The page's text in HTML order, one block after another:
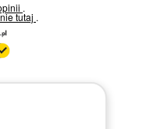
.
tutaj .